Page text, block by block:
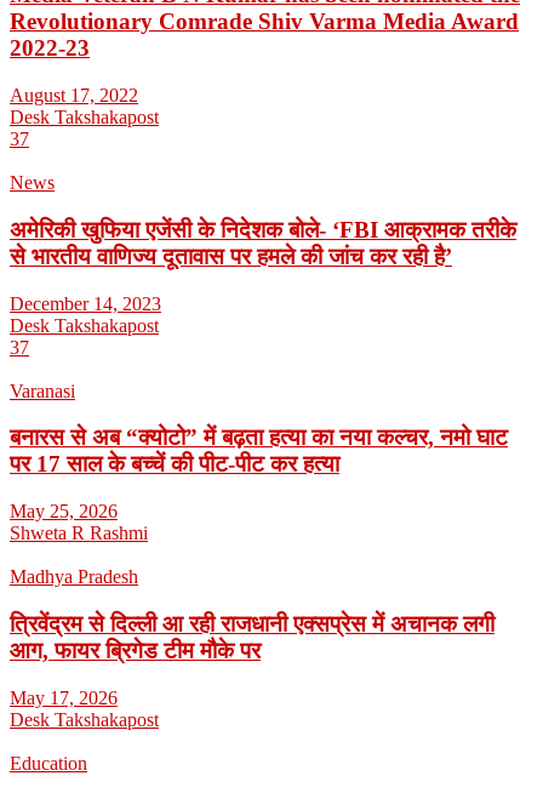
Revolutionary Comrade Shiv Varma Media Award
2022-23
August 17, 2022
Desk Takshakapost
37
News
अमेरिकी खुफिया एजेंसी के निदेशक बोले- ‘FBI आक्रामक तरीके
से भारतीय वाणिज्य दूतावास पर हमले की जांच कर रही है’
December 14, 2023
Desk Takshakapost
37
Varanasi
बनारस से अब “क्योटो” में बढ़ता हत्या का नया कल्चर, नमो घाट
पर 17 साल के बच्चें की पीट-पीट कर हत्या
May 25, 2026
Shweta R Rashmi
Madhya Pradesh
त्रिवेंद्रम से दिल्ली आ रही राजधानी एक्सप्रेस में अचानक लगी
आग, फायर ब्रिगेड टीम मौके पर
May 17, 2026
Desk Takshakapost
Education